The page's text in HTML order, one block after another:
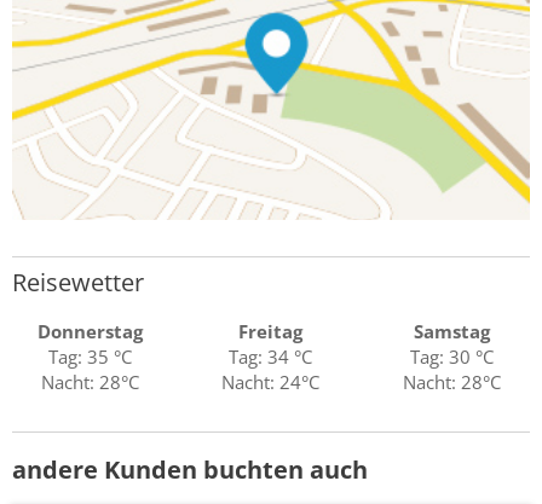
Reisewetter
Donnerstag
Tag: 35 °C
Nacht: 28°C
Freitag
Tag: 34 °C
Nacht: 24°C
Samstag
Tag: 30 °C
Nacht: 28°C
andere Kunden buchten auch